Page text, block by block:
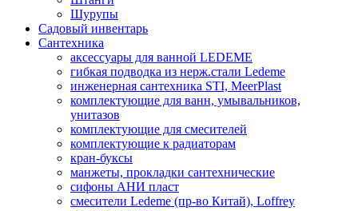
Шурупы
Садовый инвентарь
Сантехника
аксессуары для ванной LEDEME
гибкая подводка из нерж.стали Ledeme
инженерная сантехника STI, MeerPlast
комплектующие для ванн, умывальников,
унитазов
комплектующие для смесителей
комплектующие к радиаторам
кран-буксы
манжеты, прокладки сантехнические
сифоны АНИ пласт
смесители Ledeme (пр-во Китай), Loffrey